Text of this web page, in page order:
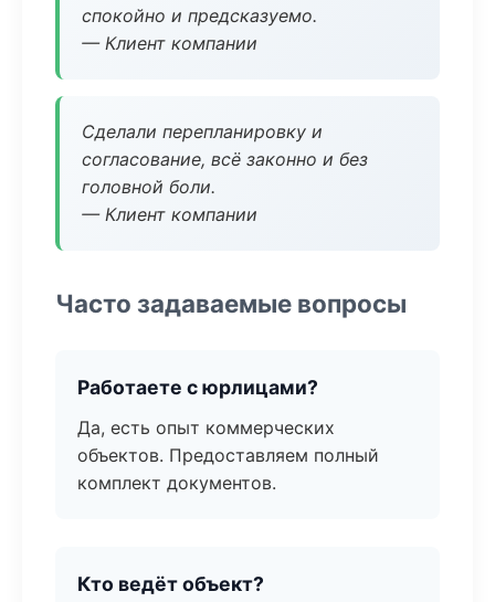
спокойно и предсказуемо.
— Клиент компании
Сделали перепланировку и
согласование, всё законно и без
головной боли.
— Клиент компании
Часто задаваемые вопросы
Работаете с юрлицами?
Да, есть опыт коммерческих
объектов. Предоставляем полный
комплект документов.
Кто ведёт объект?